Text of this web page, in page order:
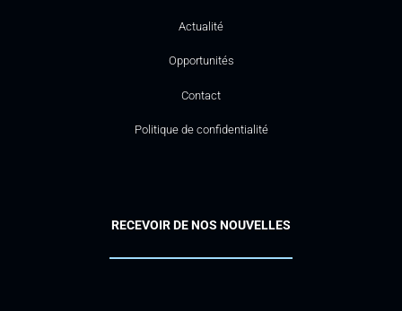
Actualité
Opportunités
Contact
Politique de confidentialité
RECEVOIR DE NOS NOUVELLES